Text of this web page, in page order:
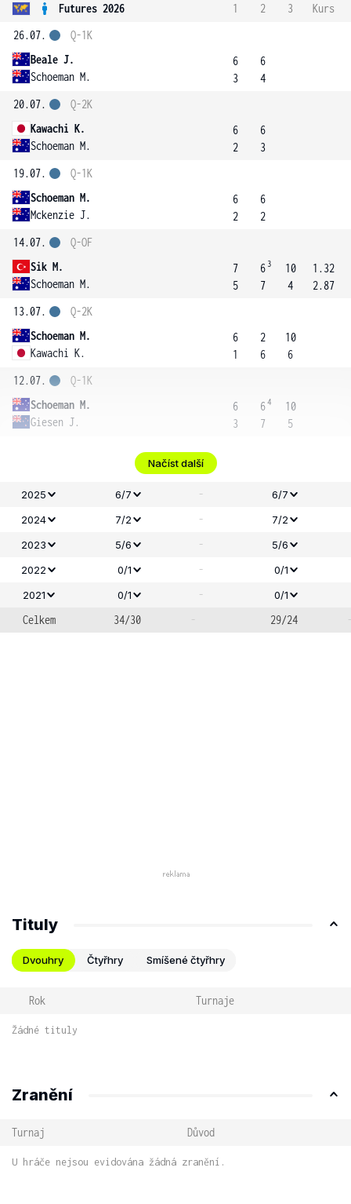
Futures 2026 1 2 3
Kurs
26.07.
Beale J.
Schoeman M.
Q-1K
6
3
6
4
20.07.
Kawachi K.
Schoeman M.
Q-2K
6
2
6
3
19.07.
Schoeman M.
Mckenzie J.
Q-1K
6
2
6
2
14.07.
Sik M.
Schoeman M.
Q-OF
7
5
6 3
7
10
4
1.32
2.87
13.07.
Schoeman M.
Kawachi K.
Q-2K
6
1
2
6
10
6
12.07.
Schoeman M.
Giesen J.
Q-1K
6
3
64
7
10
5
Načíst další
2025 6/7 -
6/7
2024
7/2 -
7/2
2023
5/6 -
5/6
2022
0/1 -
0/1
2021
0/1 - 0/1
Celkem 34/30 - 29/24
Tituly
Dvouhry Čtyřhry Smíšené čtyřhry
Rok Turnaje
Žádné tituly
Zranění
Turnaj Důvod
U hráče nejsou evidována žádná zranění.